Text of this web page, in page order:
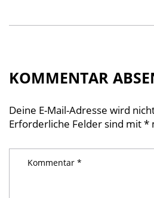
KOMMENTAR
Deine E-Mail-Adresse wird
Erforderliche Felder sind mit*